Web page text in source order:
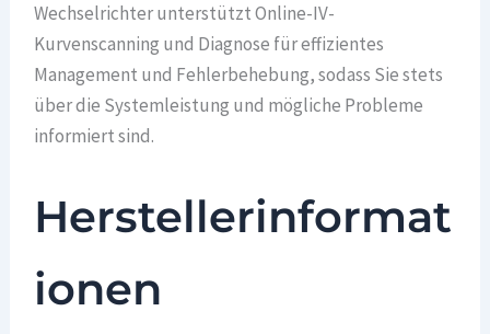
Wechselrichter unterstützt Online-IV-
Kurvenscanning und Diagnose für effizientes
Management und Fehlerbehebung, sodass Sie stets
über die Systemleistung und mögliche Probleme
informiert sind.
Herstellerinformat
ionen